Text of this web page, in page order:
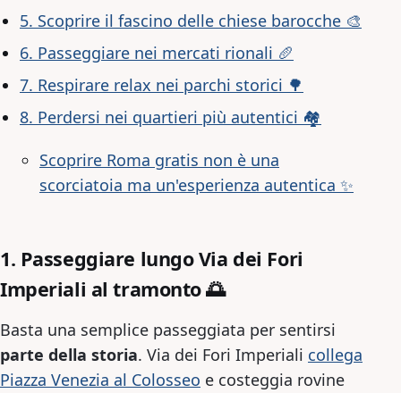
5. Scoprire il fascino delle chiese barocche 🎨
6. Passeggiare nei mercati rionali 🥖
7. Respirare relax nei parchi storici 🌳
8. Perdersi nei quartieri più autentici 🏘
Scoprire Roma gratis non è una
scorciatoia ma un'esperienza autentica ✨
1. Passeggiare lungo Via dei Fori
Imperiali al tramonto 🌅
Basta una semplice passeggiata per sentirsi
parte della storia. Via dei Fori Imperiali collega
Piazza Venezia al Colosseo e costeggia rovine